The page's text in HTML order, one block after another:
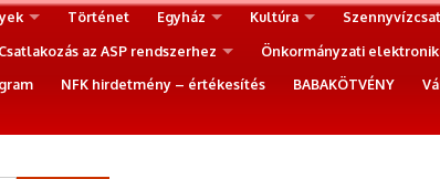
Történet Egyház Kultúra
Csatlakozás az ASP rendszerhez
Önkormányzati
NFK hirdetmény – értékesítés BABAKÖTVÉNY